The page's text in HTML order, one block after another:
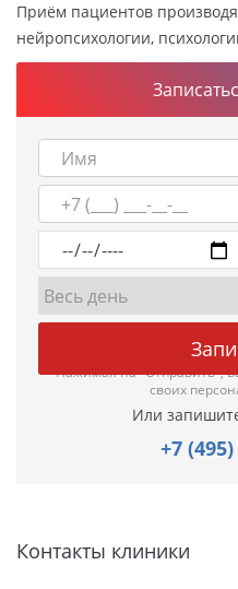
Приём пациентов
нейропсихологии,
Нажимая на "Отправить",
своих
Или
+7
Контакты клиники